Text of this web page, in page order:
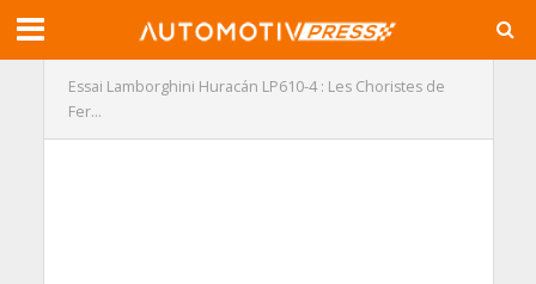
Essai Lamborghini Huracán LP610-4 : Les Choristes de
Fer…